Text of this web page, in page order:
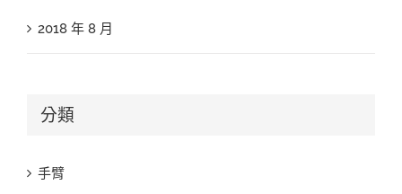
2018 年 8 月
分類
手臂